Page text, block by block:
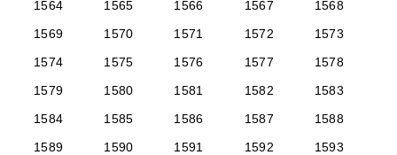
1564
1565 1566 1567
1568
1569
1570 1571 1572
1573
1574
1575 1576 1577
1578
1579
1580 1581 1582
1583
1584
1585 1586 1587
1588
1589
1590 1591 1592
1593